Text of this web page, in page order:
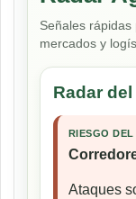
Señales
mercados y
Radar
RIESGO
Ataques